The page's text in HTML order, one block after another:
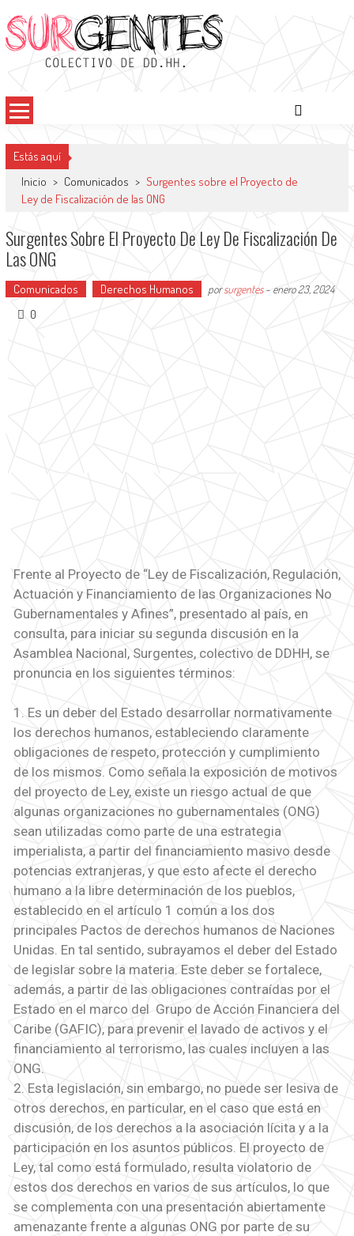
Estás aquí
Inicio > Comunicados > Surgentes sobre el Proyecto de
Ley de Fiscalización de las ONG
Surgentes Sobre El Proyecto De Ley De Fiscalización De
Las ONG
Comunicados Derechos Humanos porsurgentes- enero 23, 2024
0
Frente al Proyecto de “Ley de Fiscalización, Regulación,
Actuación y Financiamiento de las Organizaciones No
Gubernamentales y Afines”, presentado al país, en
consulta, para iniciar su segunda discusión en la
Asamblea Nacional, Surgentes, colectivo de DDHH, se
pronuncia en los siguientes términos:
1. Es un deber del Estado desarrollar normativamente
los derechos humanos, estableciendo claramente
obligaciones de respeto, protección y cumplimiento
de los mismos. Como señala la exposición de motivos
del proyecto de Ley, existe un riesgo actual de que
algunas organizaciones no gubernamentales (ONG)
sean utilizadas como parte de una estrategia
imperialista, a partir del financiamiento masivo desde
potencias extranjeras, y que esto afecte el derecho
humano a la libre determinación de los pueblos,
establecido en el artículo 1 común a los dos
principales Pactos de derechos humanos de Naciones
Unidas. En tal sentido, subrayamos el deber del Estado
de legislar sobre la materia. Este deber se fortalece,
además, a partir de las obligaciones contraídas por el
Estado en el marco del Grupo de Acción Financiera del
Caribe (GAFIC), para prevenir el lavado de activos y el
financiamiento al terrorismo, las cuales incluyen a las
ONG.
2. Esta legislación, sin embargo, no puede ser lesiva de
otros derechos, en particular, en el caso que está en
discusión, de los derechos a la asociación lícita y a la
participación en los asuntos públicos. El proyecto de
Ley, tal como está formulado, resulta violatorio de
estos dos derechos en varios de sus artículos, lo que
se complementa con una presentación abiertamente
amenazante frente a algunas ONG por parte de su